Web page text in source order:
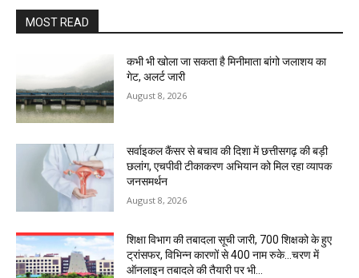
MOST READ
कभी भी खोला जा सकता है मिनीमाता बांगो जलाशय का
गेट, अलर्ट जारी
August 8, 2026
सर्वाइकल कैंसर से बचाव की दिशा में छत्तीसगढ़ की बड़ी
छलांग, एचपीवी टीकाकरण अभियान को मिल रहा व्यापक
जनसमर्थन
August 8, 2026
शिक्षा विभाग की तबादला सूची जारी, 700 शिक्षको के हुए
ट्रांसफर, विभिन्न कारणों से 400 नाम रुके…चरण में
ऑनलाइन तबादले की तैयारी पर भी...